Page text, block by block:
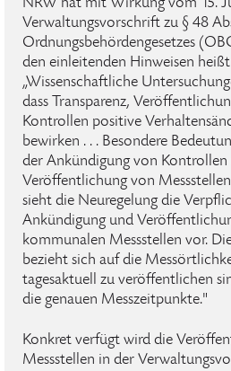
NRW hat mit Wirkung vom 15.
Verwaltungsvorschrift zu § 48
Ordnungsbehördengesetzes
den einleitenden Hinweisen heißt
„Wissenschaftliche
dass Transparenz,
Kontrollen positive
bewirken . . . Besondere
der Ankündigung von Kontrollen
Veröffentlichung von Messstellen
sieht die Neuregelung die
Ankündigung und
kommunalen Messstellen vor.
bezieht sich auf die
tagesaktuell zu veröffentlichen
die genauen Messzeitpunkte."
Konkret verfügt wird die
Messstellen in der